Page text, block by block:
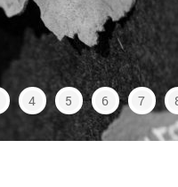
4 5 6 7